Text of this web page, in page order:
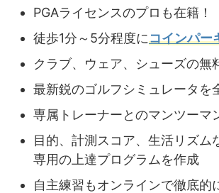
PGAライセンスのプロも在籍！
徒歩1分～5分程度にコインパー
クラブ、ウェア、シューズの無
最新鋭のゴルフシミュレータを
専属トレーナーとのマンツーマ
目的、計測スコア、生活リズム
専用の上達プログラムを作成
自主練習もオンラインで徹底的